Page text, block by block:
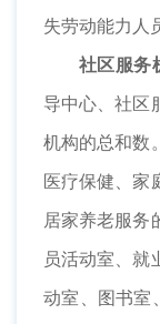
失劳动能力人
社区服务
导中心、社区
机构的总和数
医疗保健、家
居家养老服务
员活动室、就
动室、图书室